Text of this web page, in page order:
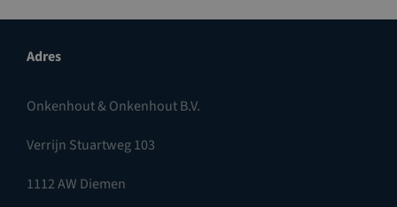
Adres
Onkenhout & Onkenhout B.V.
Verrijn Stuartweg 103
1112 AW Diemen